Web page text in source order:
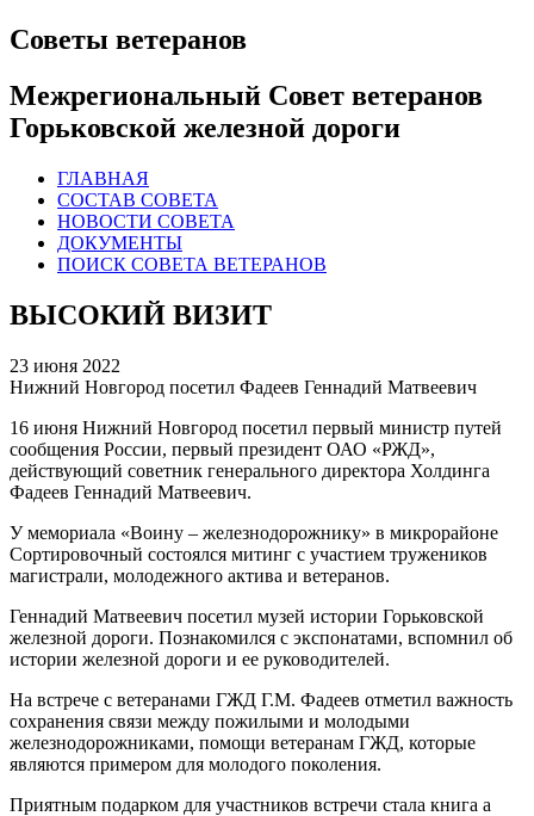
Советы ветеранов
Межрегиональный Совет ветеранов
Горьковской железной дороги
ГЛАВНАЯ
СОСТАВ СОВЕТА
НОВОСТИ СОВЕТА
ДОКУМЕНТЫ
ПОИСК СОВЕТА ВЕТЕРАНОВ
ВЫСОКИЙ ВИЗИТ
23 июня 2022
Нижний Новгород посетил Фадеев Геннадий Матвеевич
16 июня Нижний Новгород посетил первый министр путей
сообщения России, первый президент ОАО «РЖД»,
действующий советник генерального директора Холдинга
Фадеев Геннадий Матвеевич.
У мемориала «Воину – железнодорожнику» в микрорайоне
Сортировочный состоялся митинг с участием тружеников
магистрали, молодежного актива и ветеранов.
Геннадий Матвеевич посетил музей истории Горьковской
железной дороги. Познакомился с экспонатами, вспомнил об
истории железной дороги и ее руководителей.
На встрече с ветеранами ГЖД Г.М. Фадеев отметил важность
сохранения связи между пожилыми и молодыми
железнодорожниками, помощи ветеранам ГЖД, которые
являются примером для молодого поколения.
Приятным подарком для участников встречи стала книга а